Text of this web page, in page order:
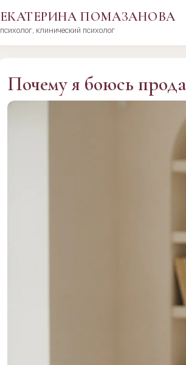
ЕКАТЕРИНА ПОМАЗАНОВА
психолог, клинический психолог
Почему я боюсь